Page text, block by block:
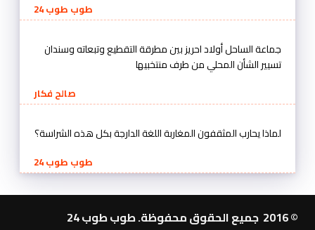
طوب طوب 24
جماعة الساحل أولاد احريز بين مطرقة التقطيع وتبعاته وسندان
تسيير الشأن المحلي من طرف منتخبيها
صالح فكار
لماذا يحارب المثقفون المغاربة اللغة الدارجة بكل هذه الشراسة؟
طوب طوب 24
© 2016 جميع الحقوق محفوظة. طوب طوب 24